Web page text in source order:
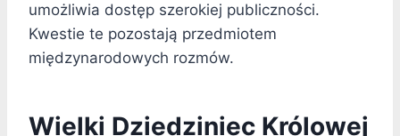
umożliwia dostęp szerokiej publiczności.
Kwestie te pozostają przedmiotem
międzynarodowych rozmów.
Wielki Dziedziniec Królowej